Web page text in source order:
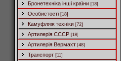
Бронетехніка інші країни [18]
Особистості [18]
Камуфляж техніки [72]
Артилерія СССР [18]
Артилерія Вермахт [48]
Транспорт [11]